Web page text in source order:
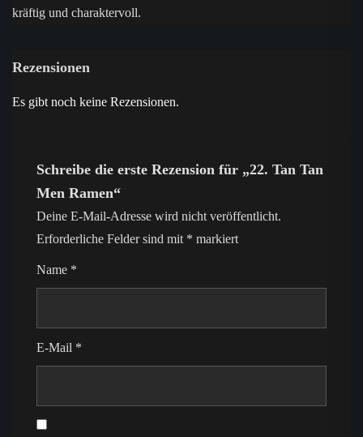
kräftig und charaktervoll.
Rezensionen
Es gibt noch keine Rezensionen.
Schreibe die erste Rezension für „22. Tan Tan
Men Ramen“
Deine E-Mail-Adresse wird nicht veröffentlicht.
Erforderliche Felder sind mit * markiert
Name *
E-Mail *